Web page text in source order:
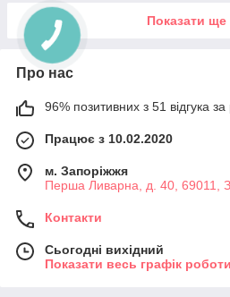
Показати ще
Про нас
96% позитивних з 51 відгука за
Працює з 10.02.2020
м. Запоріжжя
Перша Ливарна, д. 40, 69011,
Контакти
Сьогодні вихідний
Показати весь графік роботи